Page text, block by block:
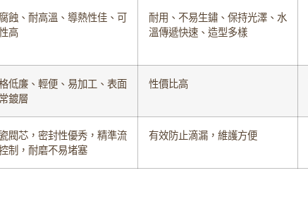
蝕、耐高溫、導熱性佳、可
高
耐用、不易生鏽、保持光澤、水
溫傳遞快速、造型多樣
低廉、輕便、易加工、表面
鍍層
性價比高
閥芯，密封性優秀，精準流
制，耐磨不易堵塞
有效防止滴漏，維護方便